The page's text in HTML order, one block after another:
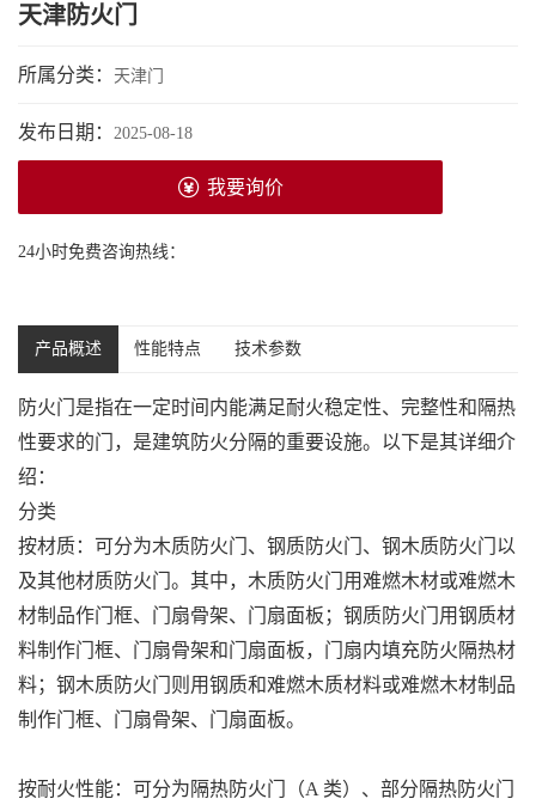
天津防火门
所属分类： 天津门
发布日期： 2025-08-18
我要询价
24小时免费咨询热线：
产品概述 性能特点 技术参数
防火门是指在一定时间内能满足耐火稳定性、完整性和隔热
性要求的门，是建筑防火分隔的重要设施。以下是其详细介
绍：
分类
按材质：可分为木质防火门、钢质防火门、钢木质防火门以
及其他材质防火门。其中，木质防火门用难燃木材或难燃木
材制品作门框、门扇骨架、门扇面板；钢质防火门用钢质材
料制作门框、门扇骨架和门扇面板，门扇内填充防火隔热材
料；钢木质防火门则用钢质和难燃木质材料或难燃木材制品
制作门框、门扇骨架、门扇面板。
按耐火性能：可分为隔热防火门（A 类）、部分隔热防火门